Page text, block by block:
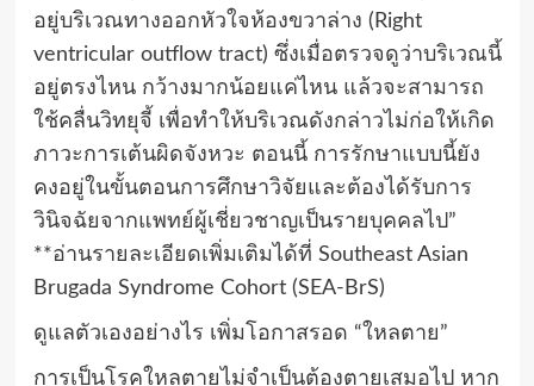
อยู่บริเวณทางออกหัวใจห้องขวาล่าง (Right
ventricular outflow tract) ซึ่งเมื่อตรวจดูว่าบริเวณนี้
อยู่ตรงไหน กว้างมากน้อยแค่ไหน แล้วจะสามารถ
ใช้คลื่นวิทยุจี้ เพื่อทำให้บริเวณดังกล่าวไม่ก่อให้เกิด
ภาวะการเต้นผิดจังหวะ ตอนนี้ การรักษาแบบนี้ยัง
คงอยู่ในขั้นตอนการศึกษาวิจัยและต้องได้รับการ
วินิจฉัยจากแพทย์ผู้เชี่ยวชาญเป็นรายบุคคลไป”
**อ่านรายละเอียดเพิ่มเติมได้ที่ Southeast Asian
Brugada Syndrome Cohort (SEA-BrS)
ดูแลตัวเองอย่างไร เพิ่มโอกาสรอด “ใหลตาย”
การเป็นโรคใหลตายไม่จำเป็นต้องตายเสมอไป หาก